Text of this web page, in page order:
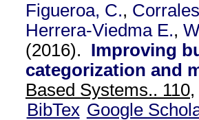
Figueroa, C.,
Herrera-Viedma E.,
(2016). Improving
categorization and
Based Systems.. 110,
BibTex Google